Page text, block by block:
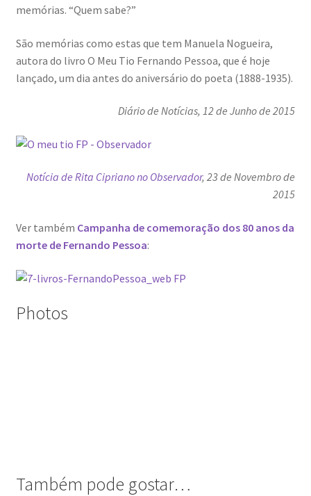
memórias. “Quem sabe?”
São memórias como estas que tem Manuela Nogueira,
autora do livro O Meu Tio Fernando Pessoa, que é hoje
lançado, um dia antes do aniversário do poeta (1888-1935).
Diário de Notícias,12 de Junho de 2015
Notícia de Rita Cipriano no Observador, 23 de Novembro de
2015
Ver também Campanha de comemoração dos 80 anos da
morte de Fernando Pessoa:
Photos
Também pode gostar…